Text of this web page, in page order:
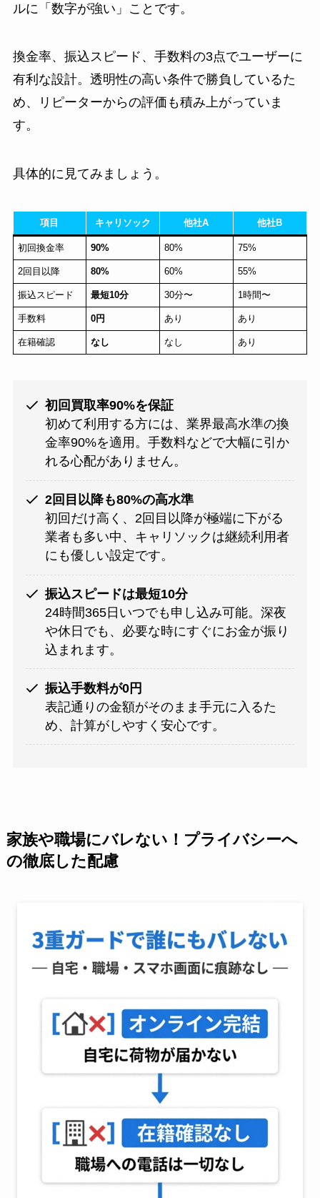
ルに「数字が強い」ことです。
換金率、振込スピード、手数料の3点でユーザーに
有利な設計。透明性の高い条件で勝負しているた
め、リピーターからの評価も積み上がっていま
す。
具体的に見てみましょう。
項目 キャリソック 他社A 他社B
初回換金率 90% 80% 75%
2回目以降 80% 60% 55%
振込スピード 最短10分 30分〜 1時間〜
手数料 0円 あり あり
在籍確認 なし なし あり
初回買取率90%を保証
初めて利用する方には、業界最高水準の換
金率90%を適用。手数料などで大幅に引か
れる心配がありません。
2回目以降も80%の高水準
初回だけ高く、2回目以降が極端に下がる
業者も多い中、キャリソックは継続利用者
にも優しい設定です。
振込スピードは最短10分
24時間365日いつでも申し込み可能。深夜
や休日でも、必要な時にすぐにお金が振り
込まれます。
振込手数料が0円
表記通りの金額がそのまま手元に入るた
め、計算がしやすく安心です。
家族や職場にバレない！プライバシーへ
の徹底した配慮